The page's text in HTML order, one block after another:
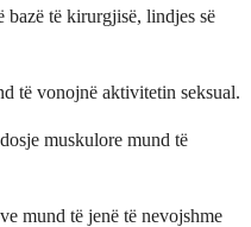
të kirurgjisë, lindjes së
të vonojnë aktivitetin seksual.
muskulore mund të
mund të jenë të nevojshme